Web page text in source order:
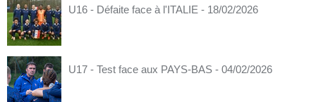
U16 - Défaite face à l'ITALIE - 18/02/2026
U17 - Test face aux PAYS-BAS - 04/02/2026